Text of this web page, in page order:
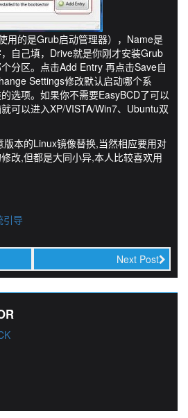
用的是Grub启动管理器），Name是
自己填，Drive就是你刚才安装Grub
个分区。点击Add Entry 再点击Save自
Settings修改默认启动哪个系
选项。如果你不需要EasyBCD了可以
可以进入XP/VISTA/Win7、Ubuntu双
本的Linux镜像替换,当然相应要用对
改,但都是大同小异,本人比较喜欢用
引导
Next Post